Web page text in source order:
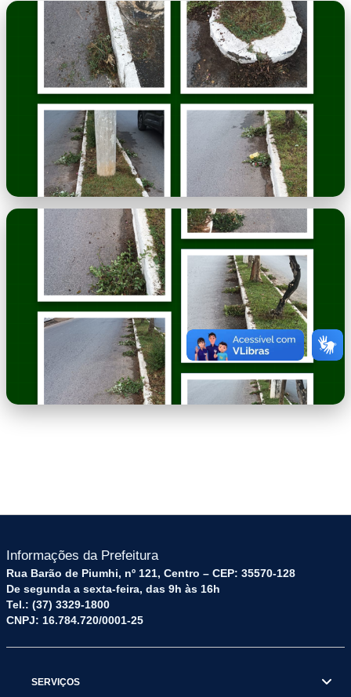
imagem.png
Informações da Prefeitura
Rua Barão de Piumhi, nº 121, Centro – CEP: 35570-128
De segunda a sexta-feira, das 9h às 16h
Tel.: (37) 3329-1800
CNPJ: 16.784.720/0001-25
SERVIÇOS